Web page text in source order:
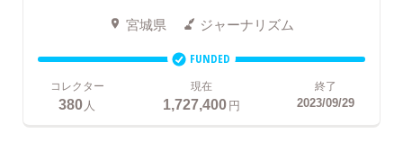
宮城県 ジャーナリズム
FUNDED
コレクター
380 人
現在
1,727,400円
終了
2023/09/29